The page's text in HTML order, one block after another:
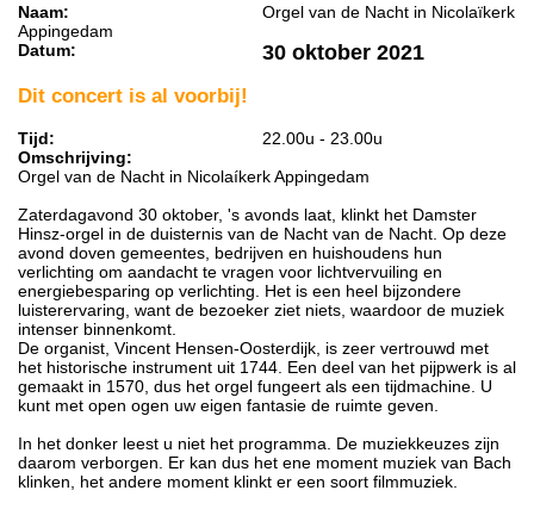
Naam:
Orgel van de Nacht in Nicolaïkerk
Appingedam
Datum:
30 oktober 2021
Dit concert is al voorbij!
Tijd:
22.00u - 23.00u
Omschrijving:
Orgel van de Nacht in Nicolaíkerk Appingedam
Zaterdagavond 30 oktober, 's avonds laat, klinkt het Damster
Hinsz-orgel in de duisternis van de Nacht van de Nacht. Op deze
avond doven gemeentes, bedrijven en huishoudens hun
verlichting om aandacht te vragen voor lichtvervuiling en
energiebesparing op verlichting. Het is een heel bijzondere
luisterervaring, want de bezoeker ziet niets, waardoor de muziek
intenser binnenkomt.
De organist, Vincent Hensen-Oosterdijk, is zeer vertrouwd met
het historische instrument uit 1744. Een deel van het pijpwerk is al
gemaakt in 1570, dus het orgel fungeert als een tijdmachine. U
kunt met open ogen uw eigen fantasie de ruimte geven.
In het donker leest u niet het programma. De muziekkeuzes zijn
daarom verborgen. Er kan dus het ene moment muziek van Bach
klinken, het andere moment klinkt er een soort filmmuziek.